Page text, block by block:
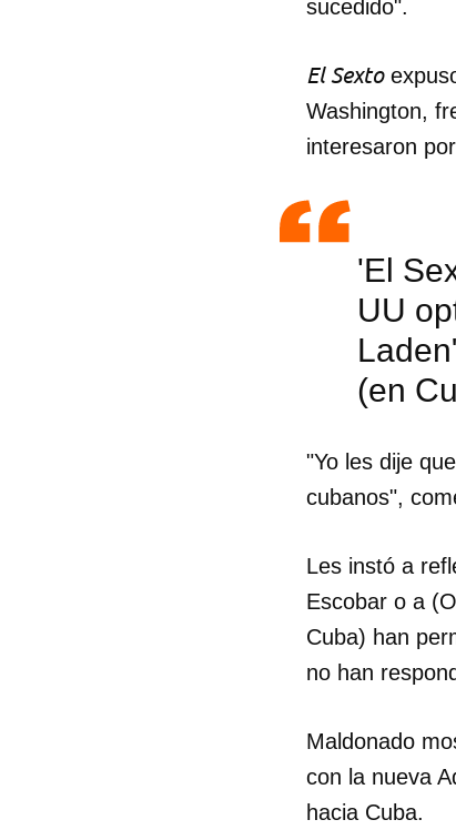
sucedido".
El Sexto
Washington,
interesaron
'El
UU
(en
"Yo les dije
cubanos",
Les instó a
Escobar o a
Cuba) han
no han
Maldonado
con la nueva
hacia Cuba.